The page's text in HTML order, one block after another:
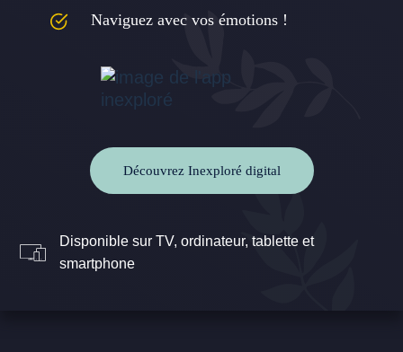
Naviguez avec vos émotions !
Découvrez Inexploré digital
Disponible sur TV, ordinateur, tablette et
smartphone